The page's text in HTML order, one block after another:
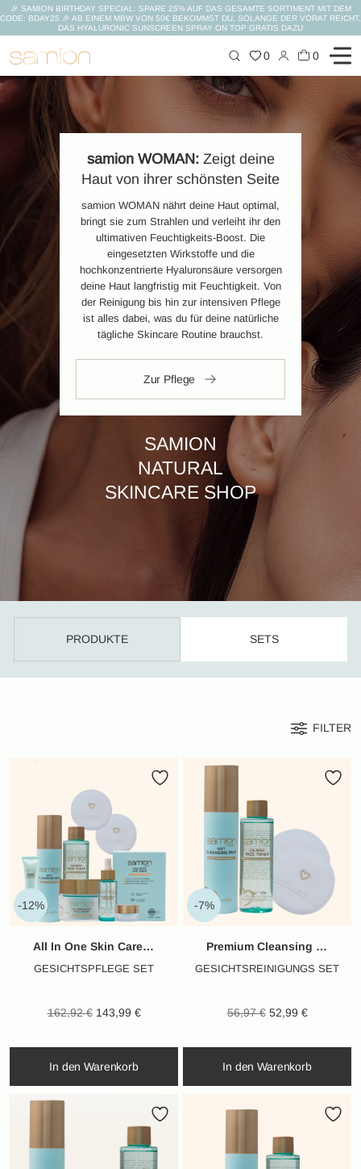
Inhalt
springen
🎉 SAMION BIRTHDAY SPECIAL: SPARE 25% AUF DAS GESAMTE SORTIMENT MIT DEM
CODE: BDAY25 🎉 AB EINEM MBW VON 50€ BEKOMMST DU, SOLANGE DER VORAT REICHT,
DAS HYALURONIC SUNSCREEN SPRAY ON TOP GRATIS DAZU
0 0
samion WOMAN: Zeigt deine
Haut von ihrer schönsten Seite
samion WOMAN nährt deine Haut optimal,
bringt sie zum Strahlen und verleiht ihr den
ultimativen Feuchtigkeits-Boost. Die
eingesetzten Wirkstoffe und die
hochkonzentrierte Hyaluronsäure versorgen
deine Haut langfristig mit Feuchtigkeit. Von
der Reinigung bis hin zur intensiven Pflege
ist alles dabei, was du für deine natürliche
tägliche Skincare Routine brauchst.
Zur Pflege
SAMION
NATURAL
SKINCARE SHOP
PRODUKTE SETS
FILTER
-12%
All In One Skin Care Set
GESICHTSPFLEGE SET
162,92€ Ursprünglicher
143,99 €
In den Warenkorb
-7%
Premium Cleansing Set
GESICHTSREINIGUNGS SET
56,97€ Ursprünglicher
52,99 €Aktueller
In den Warenkorb